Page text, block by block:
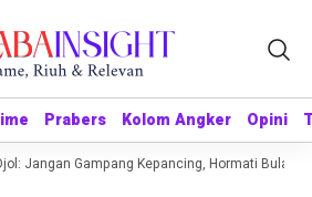
Prabers Kolom Angker Opini
Prabers Kolom Angker Opini
Jangan Gampang Kepancing, Hormati Bulan